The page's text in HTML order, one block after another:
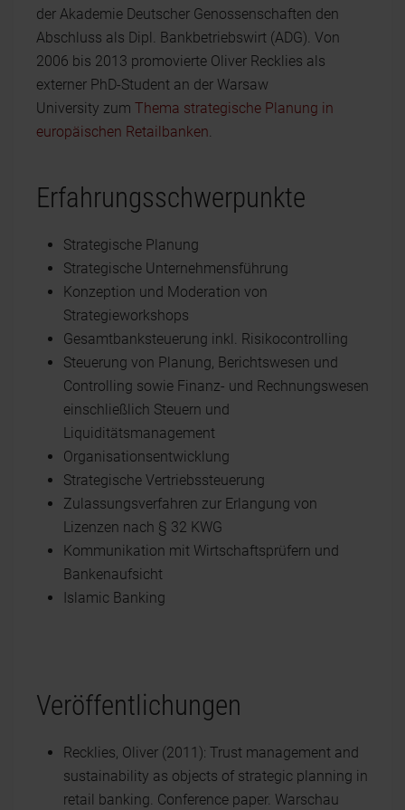
der Akademie Deutscher Genossenschaften den
Abschluss als Dipl. Bankbetriebswirt (ADG). Von
2006 bis 2013 promovierte Oliver Recklies als
externer PhD-Student an der Warsaw
University zum Thema strategische Planung in
europäischen Retailbanken.
Erfahrungsschwerpunkte
Strategische Planung
Strategische Unternehmensführung
Konzeption und Moderation von
Strategieworkshops
Gesamtbanksteuerung inkl. Risikocontrolling
Steuerung von Planung, Berichtswesen und
Controlling sowie Finanz- und Rechnungswesen
einschließlich Steuern und
Liquiditätsmanagement
Organisationsentwicklung
Strategische Vertriebssteuerung
Zulassungsverfahren zur Erlangung von
Lizenzen nach § 32 KWG
Kommunikation mit Wirtschaftsprüfern und
Bankenaufsicht
Islamic Banking
Veröffentlichungen
Recklies, Oliver (2011): Trust management and
sustainability as objects of strategic planning in
retail banking. Conference paper. Warschau